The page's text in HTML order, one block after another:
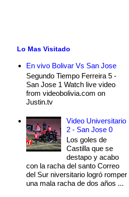
Lo Mas Visitado
En vivo Bolivar Vs San Jose
Segundo Tiempo Ferreira 5 -
San Jose 1 Watch live video
from videobolivia.com on
Justin.tv
Video Universitario
2 - San Jose 0
Los goles de
Castilla que se
destapo y acabo
con la racha del santo Correo
del Sur niversitario logró romper
una mala racha de dos años ...